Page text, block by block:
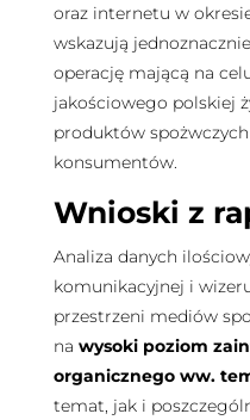
oraz internetu w okresie
wskazują
operację mającą na
jakościowego polskiej
produktów
konsumentów.
Wnioski z
Analiza danych
komunikacyjnej i
przestrzeni mediów
na wysoki poziom
organicznego ww.
temat, jak i